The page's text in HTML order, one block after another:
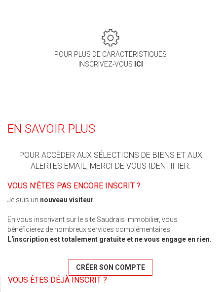
POUR PLUS DE CARACTÉRISTIQUES
INSCRIVEZ-VOUS ICI
EN SAVOIR PLUS
POUR ACCÉDER AUX SÉLECTIONS DE BIENS ET AUX
ALERTES EMAIL, MERCI DE VOUS IDENTIFIER.
VOUS N'ÊTES PAS ENCORE INSCRIT ?
Je suis un nouveau visiteur
En vous inscrivant sur le site Saudrais Immobilier, vous
bénéficierez de nombreux services complémentaires.
L'inscription est totalement gratuite et ne vous engage en rien.
CRÉER SON COMPTE
VOUS ÊTES DÉJÀ INSCRIT ?